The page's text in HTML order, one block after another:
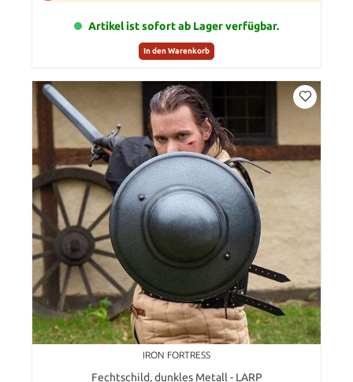
Artikel ist sofort ab Lager verfügbar.
In den Warenkorb
IRON FORTRESS
Fechtschild, dunkles Metall - LARP